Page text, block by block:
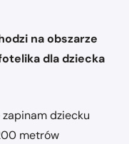
na obszarze
dla dziecka
zapinam dziecku
metrów